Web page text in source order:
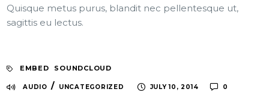
Quisque metus purus, blandit nec pellentesque ut,
sagittis eu lectus.
EMBED SOUNDCLOUD
AUDIO / UNCATEGORIZED JULY 10, 2014 0